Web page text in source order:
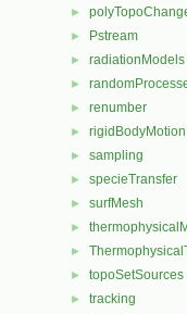
►
► Pstream
► radiationModels
►
► renumber
► rigidBodyMotion
► sampling
► specieTransfer
► surfMesh
►
►
► topoSetSources
► tracking